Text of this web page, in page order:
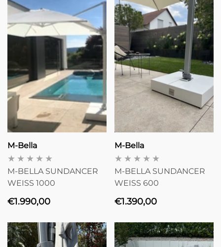
Anbieter:
M-Bella
M-BELLA SUNDANCER
WEISS 1000
Normaler
€1.990,00
Anbieter:
M-Bella
M-BELLA SUNDANCER
WEISS 600
Normaler
€1.390,00